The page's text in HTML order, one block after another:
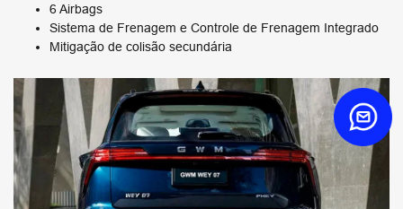
6 Airbags
Sistema de Frenagem e Controle de Frenagem Integrado
Mitigação de colisão secundária